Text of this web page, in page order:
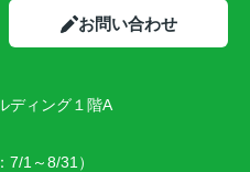
お問い合わせ
ディング１階A
7/1～8/31）